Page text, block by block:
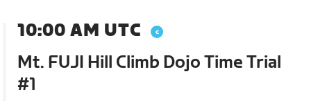
10:00 AM UTC
Mt. FUJI Hill Climb Dojo Time Trial
#1